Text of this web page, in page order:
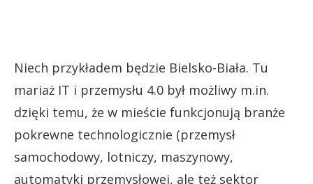
Niech przykładem będzie Bielsko-Biała. Tu
mariaż IT i przemysłu 4.0 był możliwy m.in.
dzięki temu, że w mieście funkcjonują branże
pokrewne technologicznie (przemysł
samochodowy, lotniczy, maszynowy,
automatyki przemysłowej, ale też sektor